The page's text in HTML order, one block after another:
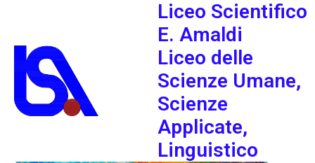
Liceo Scientifico
E. Amaldi
Liceo delle
Scienze Umane,
Scienze
Applicate,
Linguistico